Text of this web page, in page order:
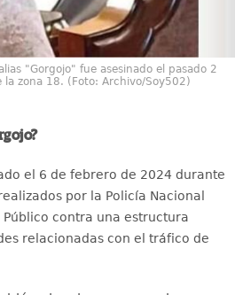
"Gorgojo" fue asesinado el pasado 2
zona 18. (Foto: Archivo/Soy502)
el 6 de febrero de 2024 durante
por la Policía Nacional
Público contra una estructura
relacionadas con el tráfico de